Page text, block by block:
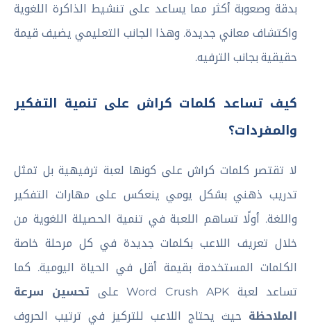
بدقة وصعوبة أكثر مما يساعد على تنشيط الذاكرة اللغوية
واكتشاف معاني جديدة. وهذا الجانب التعليمي يضيف قيمة
حقيقية بجانب الترفيه.
كيف تساعد كلمات كراش على تنمية التفكير
والمفردات؟
لا تقتصر كلمات كراش على كونها لعبة ترفيهية بل تمثل
تدريب ذهني بشكل يومي ينعكس على مهارات التفكير
واللغة. أولًا تساهم اللعبة في تنمية الحصيلة اللغوية من
خلال تعريف اللاعب بكلمات جديدة في كل مرحلة خاصة
الكلمات المستخدمة بقيمة أقل في الحياة اليومية. كما
تساعد لعبة Word Crush APK على
تحسين سرعة
الملاحظة حيث يحتاج اللاعب للتركيز في ترتيب الحروف